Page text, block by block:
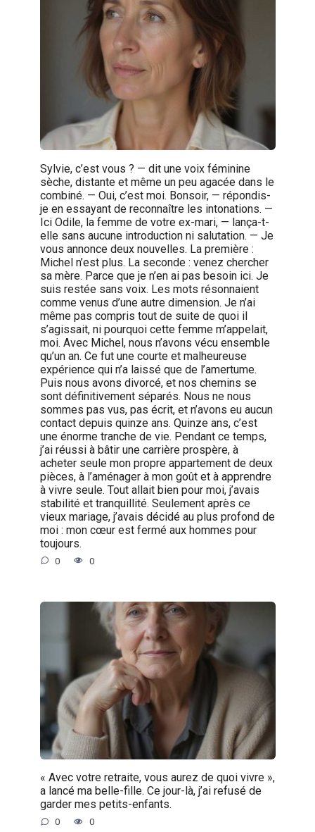
Sylvie, c’est vous ? — dit une voix féminine
sèche, distante et même un peu agacée dans le
combiné. — Oui, c’est moi. Bonsoir, — répondis-
je en essayant de reconnaître les intonations. —
Ici Odile, la femme de votre ex-mari, — lança-t-
elle sans aucune introduction ni salutation. — Je
vous annonce deux nouvelles. La première :
Michel n’est plus. La seconde : venez chercher
sa mère. Parce que je n’en ai pas besoin ici. Je
suis restée sans voix. Les mots résonnaient
comme venus d’une autre dimension. Je n’ai
même pas compris tout de suite de quoi il
s’agissait, ni pourquoi cette femme m’appelait,
moi. Avec Michel, nous n’avons vécu ensemble
qu’un an. Ce fut une courte et malheureuse
expérience qui n’a laissé que de l’amertume.
Puis nous avons divorcé, et nos chemins se
sont définitivement séparés. Nous ne nous
sommes pas vus, pas écrit, et n’avons eu aucun
contact depuis quinze ans. Quinze ans, c’est
une énorme tranche de vie. Pendant ce temps,
j’ai réussi à bâtir une carrière prospère, à
acheter seule mon propre appartement de deux
pièces, à l’aménager à mon goût et à apprendre
à vivre seule. Tout allait bien pour moi, j’avais
stabilité et tranquillité. Seulement après ce
vieux mariage, j’avais décidé au plus profond de
moi : mon cœur est fermé aux hommes pour
toujours.
0 0
« Avec votre retraite, vous aurez de quoi vivre »,
a lancé ma belle-fille. Ce jour-là, j’ai refusé de
garder mes petits-enfants.
0 0